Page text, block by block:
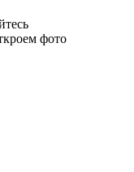
фото